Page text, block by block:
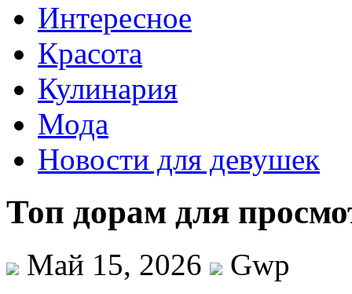
Интересное
Красота
Кулинария
Мода
Новости для девушек
Топ дорам для
Май 15, 2026
Gwp